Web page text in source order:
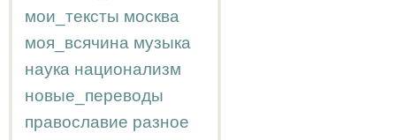
мои_тексты москва
моя_всячина музыка
наука национализм
новые_переводы
православие разное